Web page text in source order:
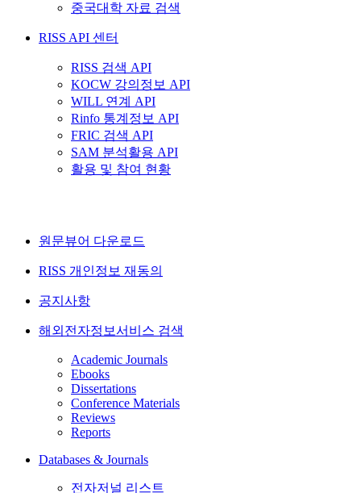
중국대학 자료 검색
RISS API 센터
RISS 검색 API
KOCW 강의정보 API
WILL 연계 API
Rinfo 통계정보 API
FRIC 검색 API
SAM 분석활용 API
활용 및 참여 현황
원문뷰어 다운로드
RISS 개인정보 재동의
공지사항
해외전자정보서비스 검색
Academic Journals
Ebooks
Dissertations
Conference Materials
Reviews
Reports
Databases & Journals
전자저널 리스트